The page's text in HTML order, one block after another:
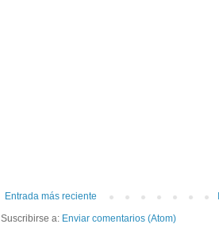
Entrada más reciente
Suscribirse a: Enviar comentarios (Atom)